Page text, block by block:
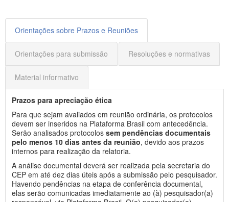
Orientações sobre Prazos e Reuniões
Orientações para submissão Resoluções e normativas
Material informativo
Prazos para apreciação ética
Para que sejam avaliados em reunião ordinária, os protocolos
devem ser inseridos na Plataforma Brasil com antecedência.
Serão analisados protocolos sem pendências documentais
pelo menos 10 dias antes da reunião, devido aos prazos
internos para realização da relatoria.
A análise documental deverá ser realizada pela secretaria do
CEP em até dez dias úteis após a submissão pelo pesquisador.
Havendo pendências na etapa de conferência documental,
elas serão comunicadas imediatamente ao (à) pesquisador(a)